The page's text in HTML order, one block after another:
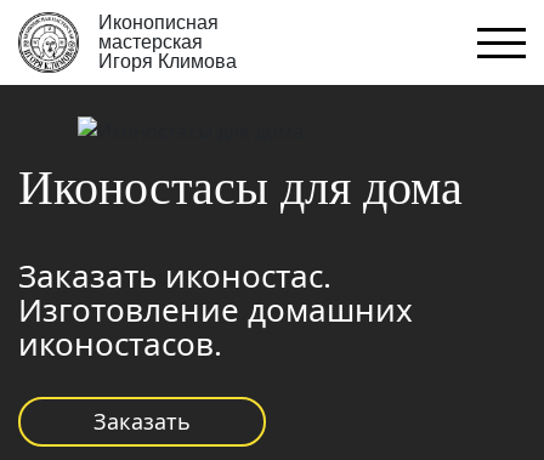
Иконописная
мастерская
Игоря Климова
Иконостасы для дома
Заказать иконостас.
Изготовление домашних
иконостасов.
Заказать